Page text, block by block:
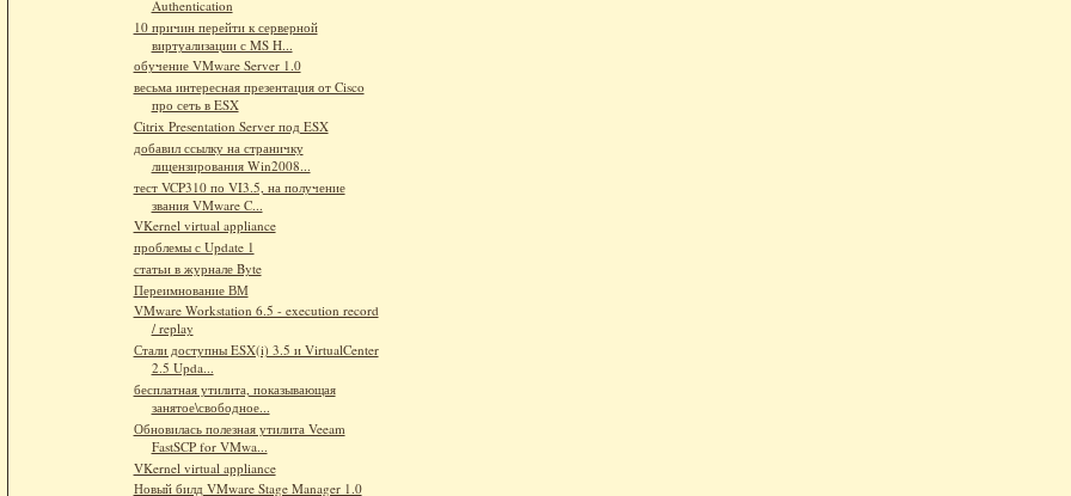
Authentication
10 причин перейти к серверной
виртуализации с MS H...
обучение VMware Server 1.0
весьма интересная презентация от Cisco
про сеть в ESX
Citrix Presentation Server под ESX
добавил ссылку на страничку
лицензирования Win2008...
тест VCP310 по VI3.5, на получение
звания VMware C...
VKernel virtual appliance
проблемы с Update 1
статьи в журнале Byte
Переимнование ВМ
VMware Workstation 6.5 - execution record
/ replay
Стали доступны ESX(i) 3.5 и VirtualCenter
2.5 Upda...
бесплатная утилита, показывающая
занятое\свободное...
Обновилась полезная утилита Veeam
FastSCP for VMwa...
VKernel virtual appliance
Новый билд VMware Stage Manager 1.0